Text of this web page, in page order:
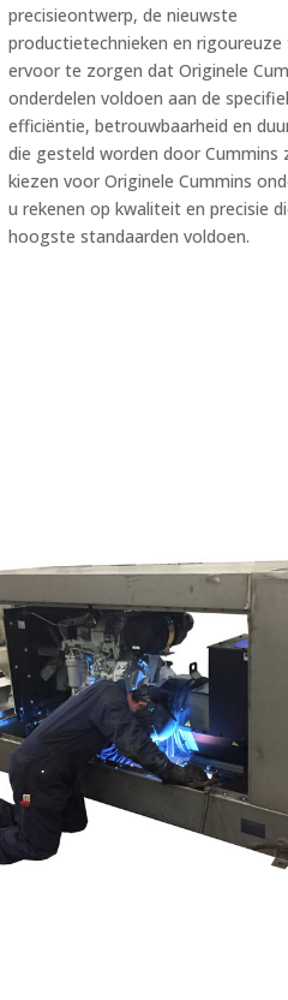
precisieontwerp, de nieuwste
productietechnieken en
ervoor te zorgen dat Originele
onderdelen voldoen aan de
efficiëntie, betrouwbaarheid en
die gesteld worden door Cummins
kiezen voor Originele Cummins
u rekenen op kwaliteit en precisie
hoogste standaarden voldoen.